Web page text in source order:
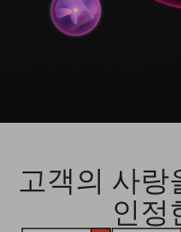
고객의 사랑
인정